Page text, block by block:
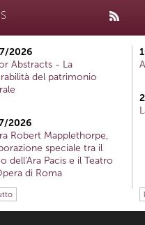
2026
Abstracts - La
del patrimonio
2026
Robert Mapplethorpe,
speciale tra il
dell'Ara Pacis e il Teatro
di Roma